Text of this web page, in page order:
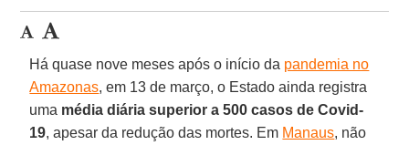
Há quase nove meses após o início da pandemia no
Amazonas, em 13 de março, o Estado ainda registra
uma média diária superior a 500 casos de Covid-
19, apesar da redução das mortes. Em Manaus, não